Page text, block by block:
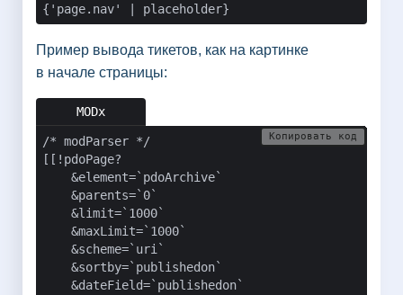
{'page.nav' | placeholder}
Пример вывода тикетов, как на картинке
в начале страницы:
/* modParser */
[[!pdoPage?
    &element=`pdoArchive`
    &parents=`0`
    &limit=`1000`
    &maxLimit=`1000`
    &scheme=`uri`
    &sortby=`publishedon`
    &dateField=`publishedon`
Копировать код